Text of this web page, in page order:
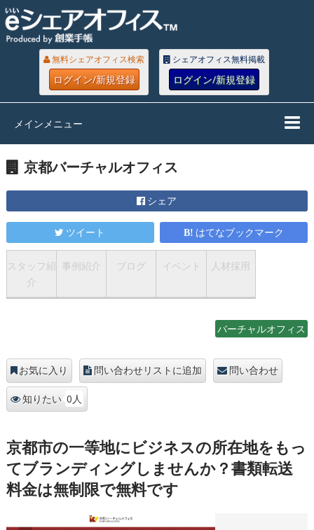
無料シェアオフィス検索
ログイン/新規登録
シェアオフィス無料掲載
ログイン/新規登録
メインメニュー
京都バーチャルオフィス
シェア
ツイート はてなブックマーク
スタッフ紹
介
事例紹介 ブログ イベント 人材採用
バーチャルオフィス
お気に入り 問い合わせリストに追加 問い合わせ
知りたい 0人
京都市の一等地にビジネスの所在地をもっ
てブランディングしませんか？書類転送
料金は無制限で無料です